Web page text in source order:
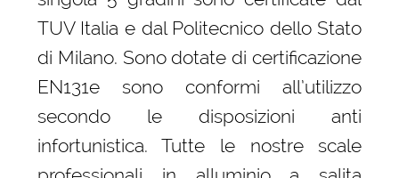
TUV Italia e dal Politecnico dello Stato
di Milano. Sono dotate di certificazione
EN131e sono conformi all’utilizzo
secondo le disposizioni anti
infortunistica. Tutte le nostre scale